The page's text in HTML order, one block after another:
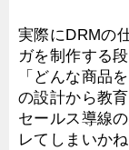
実際にDRMの
ガを制作する
「どんな商品
の設計から教
セールス導線
レてしまいかね